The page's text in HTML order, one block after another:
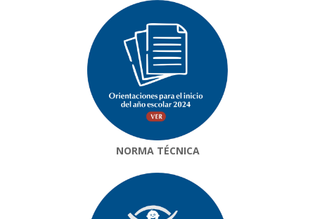
NORMA TÉCNICA